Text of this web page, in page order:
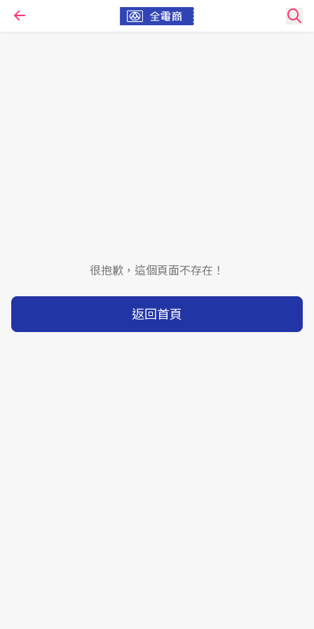
很抱歉，這個頁面不存在！
返回首頁